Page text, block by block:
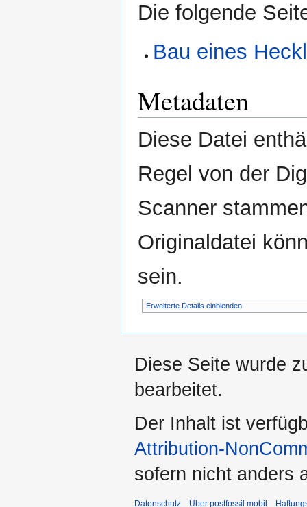
Die folgende
Bau eines
Metadaten
Diese Datei
Regel von der
Scanner
Originaldatei
sein.
Erweiterte Details einblenden
Diese Seite wurde
bearbeitet.
Der Inhalt ist
Attribution-
sofern nicht anders
Datenschutz Über postfossil mobil